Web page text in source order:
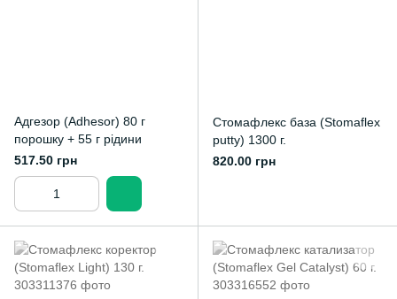
Адгезор (Adhesor) 80 г
порошку + 55 г рідини
517.50 грн
Стомафлекс база (Stomaflex
putty) 1300 г.
820.00 грн